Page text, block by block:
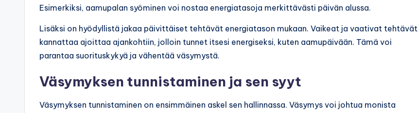
Esimerkiksi, aamupalan syöminen voi nostaa energiatasoja merkittävästi päivän alussa.
Lisäksi on hyödyllistä jakaa päivittäiset tehtävät energiatason mukaan. Vaikeat ja vaativat tehtävät
kannattaa ajoittaa ajankohtiin, jolloin tunnet itsesi energiseksi, kuten aamupäivään. Tämä voi
parantaa suorituskykyä ja vähentää väsymystä.
Väsymyksen tunnistaminen ja sen syyt
Väsymyksen tunnistaminen on ensimmäinen askel sen hallinnassa. Väsymys voi johtua monista